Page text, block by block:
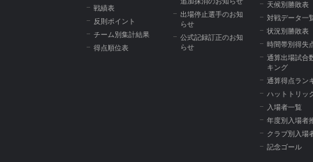
戦績表
反則ポイント
チーム別集計結果
得点順位表
出場停止選手のお知
らせ
公式記録訂正のお知
らせ
天候別勝敗表
対戦データ一
状況別勝敗表
時間帯別得失
通算出場試合
キング
通算得点ラン
ハットトリッ
入場者一覧
年度別入場者
クラブ別入場
記念ゴール